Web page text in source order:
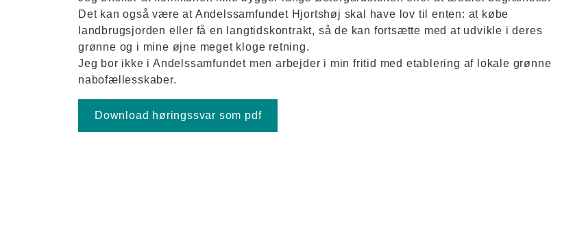
Det kan også være at Andelssamfundet Hjortshøj skal have lov til enten: at købe
landbrugsjorden eller få en langtidskontrakt, så de kan fortsætte med at udvikle i deres
grønne og i mine øjne meget kloge retning.
Jeg bor ikke i Andelssamfundet men arbejder i min fritid med etablering af lokale grønne
nabofællesskaber.
Download høringssvar som pdf